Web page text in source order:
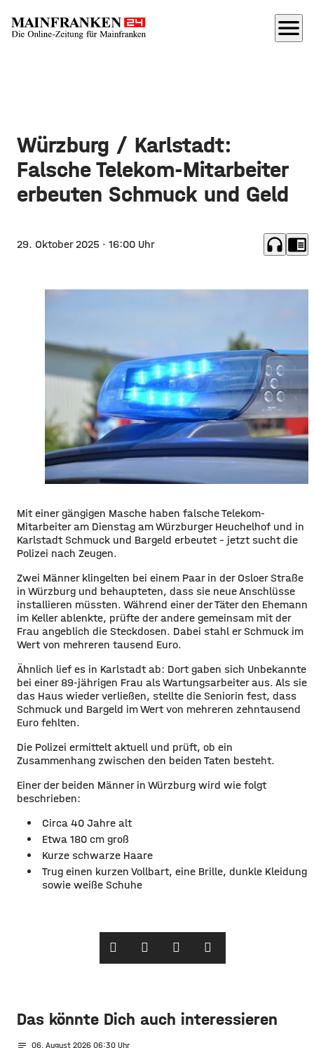
menu
Würzburg / Karlstadt:
Falsche Telekom-Mitarbeiter
erbeuten Schmuck und Geld
29. Oktober 2025 · 16:00 Uhr headphones chrome_reader_mode
Mit einer gängigen Masche haben falsche Telekom-
Mitarbeiter am Dienstag am Würzburger Heuchelhof und in
Karlstadt Schmuck und Bargeld erbeutet – jetzt sucht die
Polizei nach Zeugen.
Zwei Männer klingelten bei einem Paar in der Osloer Straße
in Würzburg und behaupteten, dass sie neue Anschlüsse
installieren müssten. Während einer der Täter den Ehemann
im Keller ablenkte, prüfte der andere gemeinsam mit der
Frau angeblich die Steckdosen. Dabei stahl er Schmuck im
Wert von mehreren tausend Euro.
Ähnlich lief es in Karlstadt ab: Dort gaben sich Unbekannte
bei einer 89-jährigen Frau als Wartungsarbeiter aus. Als sie
das Haus wieder verließen, stellte die Seniorin fest, dass
Schmuck und Bargeld im Wert von mehreren zehntausend
Euro fehlten.
Die Polizei ermittelt aktuell und prüft, ob ein
Zusammenhang zwischen den beiden Taten besteht.
Einer der beiden Männer in Würzburg wird wie folgt
beschrieben:
Circa 40 Jahre alt
Etwa 180 cm groß
Kurze schwarze Haare
Trug einen kurzen Vollbart, eine Brille, dunkle Kleidung
sowie weiße Schuhe
Das könnte Dich auch interessieren
notes 06. August 2026 06:30